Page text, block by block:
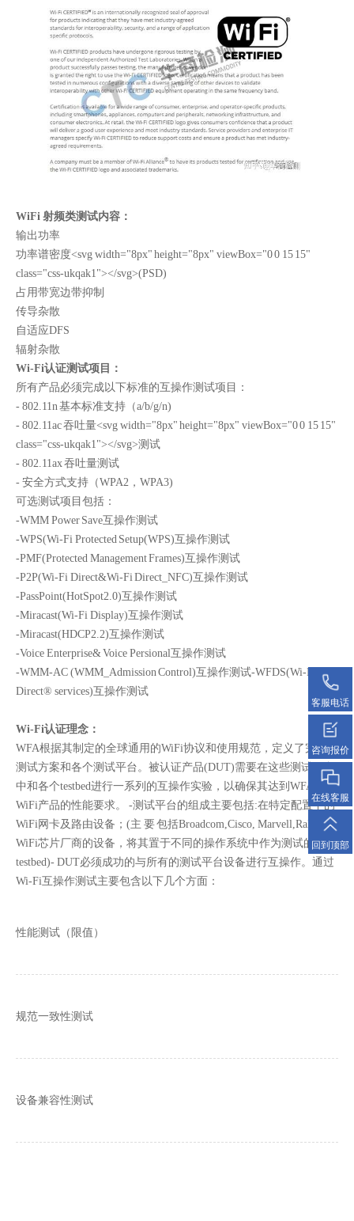
WiFi 射频类测试内容：
输出功率
功率谱密度<svg width="8px" height="8px" viewBox="0 0 15 15"
class="css-ukqak1"></svg>(PSD)
占用带宽边带抑制
传导杂散
自适应DFS
辐射杂散
Wi-Fi认证测试项目：
所有产品必须完成以下标准的互操作测试项目：
- 802.11n 基本标准支持（a/b/g/n)
- 802.11ac 吞吐量<svg width="8px" height="8px" viewBox="0 0 15 15"
class="css-ukqak1"></svg>测试
- 802.11ax 吞吐量测试
- 安全方式支持（WPA2，WPA3)
可选测试项目包括：
-WMM Power Save互操作测试
-WPS(Wi-Fi Protected Setup(WPS)互操作测试
-PMF(Protected Management Frames)互操作测试
-P2P(Wi-Fi Direct&Wi-Fi Direct_NFC)互操作测试
-PassPoint(HotSpot2.0)互操作测试
-Miracast(Wi-Fi Display)互操作测试
-Miracast(HDCP2.2)互操作测试
-Voice Enterprise& Voice Persional互操作测试
-WMM-AC (WMM_Admission Control)互操作测试-WFDS(Wi-Fi
Direct® services)互操作测试
Wi-Fi认证理念：
WFA根据其制定的全球通用的WiFi协议和使用规范，定义了完整的
测试方案和各个测试平台。被认证产品(DUT)需要在这些测试平台
中和各个testbed进行一系列的互操作实验，以确保其达到WFA对
WiFi产品的性能要求。 -测试平台的组成主要包括:在特定配置下的
WiFi网卡及路由设备；(主 要 包括Broadcom,Cisco, Marvell,Ralink等
WiFi芯片厂商的设备，将其置于不同的操作系统中作为测试的
testbed)- DUT必须成功的与所有的测试平台设备进行互操作。通过
Wi-Fi互操作测试主要包含以下几个方面：
性能测试（限值）
规范一致性测试
设备兼容性测试
客服电话
咨询报价
在线客服
回到顶部